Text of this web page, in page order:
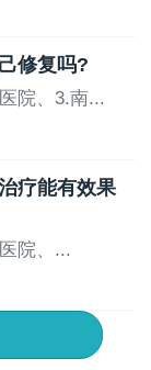
专业医生。
修复吗?
院、3.南...
疗能有效果
院、...